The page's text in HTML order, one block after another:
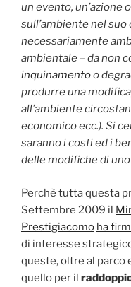
un evento, un’azione
sull’ambiente nel suo
necessariamente
ambientale – da non
inquinamentoo
produrre una
all’ambiente
economico ecc.). Si
saranno i costi ed i
delle modifiche di
Perchè tutta questa
Settembre 2009 il
Prestigiacomo ha
di interesse
queste, oltre al parco
quello per il